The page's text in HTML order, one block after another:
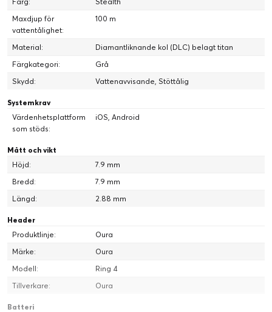
Sömnstadier
Vakna upp till en djupgående analys av din djupa sömn, REM-
sömn och lätta sömn från natten innan.
Maxdjup för
vattentålighet:
100 m
Material:
Diamantliknande kol (DLC) belagt titan
Färgkategori:
Grå
Skydd:
Vattenavvisande, Stöttålig
Systemkrav
Värdenhetsplattform
som stöds:
iOS, Android
Mått och vikt
Höjd:
7.9 mm
Bredd:
7.9 mm
Längd:
2.88 mm
Header
Produktlinje:
Oura
Märke:
Oura
Modell:
Ring 4
Tillverkare:
Oura
Batteri